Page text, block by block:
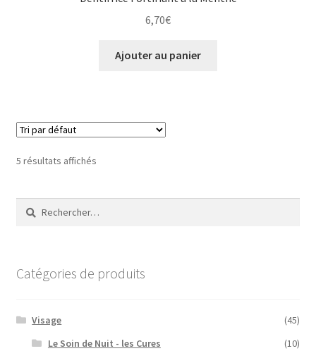
6,70€
Ajouter au panier
5 résultats affichés
Rechercher :
Catégories de produits
Visage
(45)
Le Soin de Nuit - les Cures
(10)